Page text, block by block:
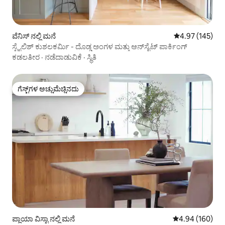
ವೆನಿಸ್ ನಲ್ಲಿ ಮನೆ 5 ರಲ್ಲಿ 4.97
4.97 (145)
ಸ್ಟೈಲಿಶ್ ಕುಶಲಕರ್ಮಿ - ದೊಡ್ಡ ಅಂಗಳ ಮತ್ತು ಆನ್‌ಸೈಟ್ ಪಾರ್ಕಿಂಗ್
ಕಡಲತೀರ · ನಡೆದಾಡುವಿಕೆ · ಸ್ಥಿತಿ
ಗೆಸ್ಟ್‌ಗಳ ಅಚ್ಚುಮೆಚ್ಚಿನದು
ಗೆಸ್ಟ್‌ಗಳ ಅಚ್ಚುಮೆಚ್ಚಿನದು
ಪ್ಲಾಯಾ ವಿಸ್ಟಾ ನಲ್ಲಿ ಮನೆ 5 ರಲ್ಲಿ 4.94
4.94 (160)